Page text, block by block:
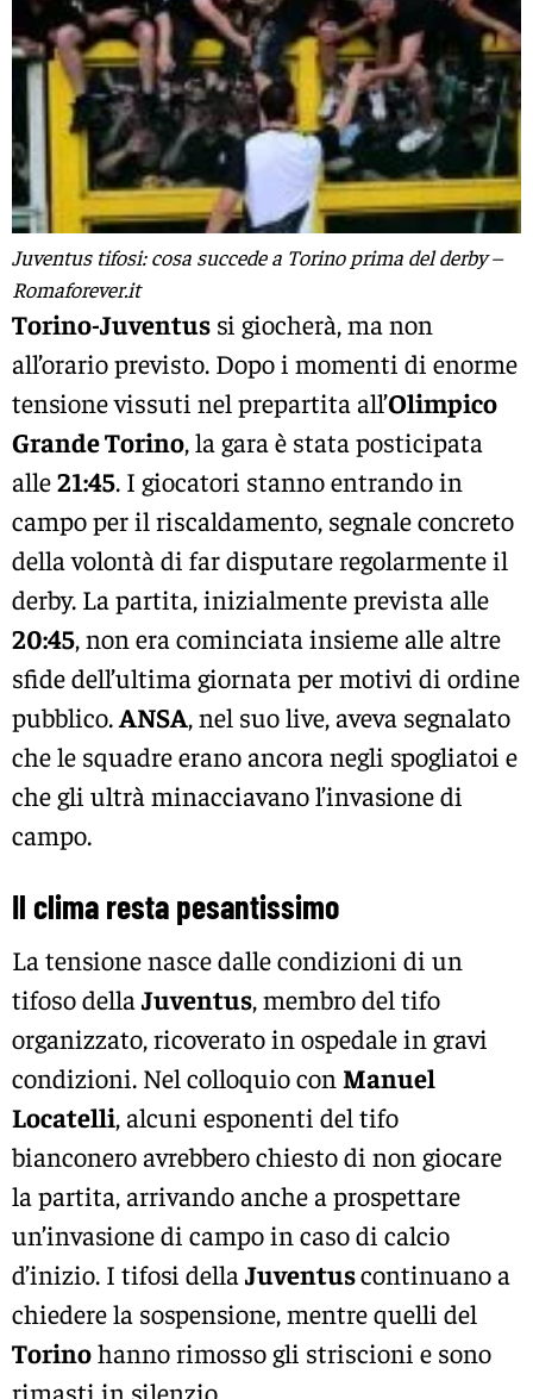
Juventus tifosi: cosa succede a Torino prima del derby –
Romaforever.it
Torino-Juventus si giocherà, ma non
all’orario previsto. Dopo i momenti di enorme
tensione vissuti nel prepartita all’Olimpico
Grande Torino, la gara è stata posticipata
alle21:45. I giocatori stanno entrando in
campo per il riscaldamento, segnale concreto
della volontà di far disputare regolarmente il
derby. La partita, inizialmente prevista alle
20:45, non era cominciata insieme alle altre
sfide dell’ultima giornata per motivi di ordine
pubblico.ANSA, nel suo live, aveva segnalato
che le squadre erano ancora negli spogliatoi e
che gli ultrà minacciavano l’invasione di
campo.
Il clima resta pesantissimo
La tensione nasce dalle condizioni di un
tifoso della Juventus, membro del tifo
organizzato, ricoverato in ospedale in gravi
condizioni. Nel colloquio con Manuel
Locatelli, alcuni esponenti del tifo
bianconero avrebbero chiesto di non giocare
la partita, arrivando anche a prospettare
un’invasione di campo in caso di calcio
d’inizio. I tifosi della Juventuscontinuano a
chiedere la sospensione, mentre quelli del
Torinohanno rimosso gli striscioni e sono
rimasti in silenzio.